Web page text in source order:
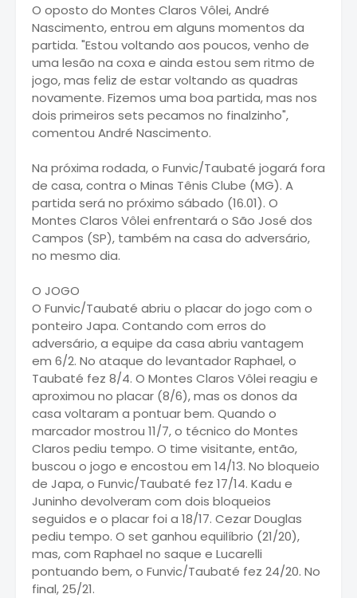
O oposto do Montes Claros Vôlei, André
Nascimento, entrou em alguns momentos da
partida. "Estou voltando aos poucos, venho de
uma lesão na coxa e ainda estou sem ritmo de
jogo, mas feliz de estar voltando as quadras
novamente. Fizemos uma boa partida, mas nos
dois primeiros sets pecamos no finalzinho",
comentou André Nascimento.
Na próxima rodada, o Funvic/Taubaté jogará fora
de casa, contra o Minas Tênis Clube (MG). A
partida será no próximo sábado (16.01). O
Montes Claros Vôlei enfrentará o São José dos
Campos (SP), também na casa do adversário,
no mesmo dia.
O JOGO
O Funvic/Taubaté abriu o placar do jogo com o
ponteiro Japa. Contando com erros do
adversário, a equipe da casa abriu vantagem
em 6/2. No ataque do levantador Raphael, o
Taubaté fez 8/4. O Montes Claros Vôlei reagiu e
aproximou no placar (8/6), mas os donos da
casa voltaram a pontuar bem. Quando o
marcador mostrou 11/7, o técnico do Montes
Claros pediu tempo. O time visitante, então,
buscou o jogo e encostou em 14/13. No bloqueio
de Japa, o Funvic/Taubaté fez 17/14. Kadu e
Juninho devolveram com dois bloqueios
seguidos e o placar foi a 18/17. Cezar Douglas
pediu tempo. O set ganhou equilíbrio (21/20),
mas, com Raphael no saque e Lucarelli
pontuando bem, o Funvic/Taubaté fez 24/20. No
final, 25/21.